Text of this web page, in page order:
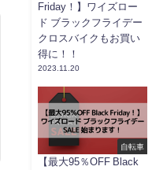
Friday！】ワイズロー
ド ブラックフライデー
クロスバイクもお買い
得に！！
2023.11.20
自転車
【最大95％OFF Black